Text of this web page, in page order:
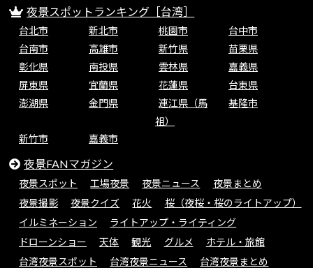
夜景スポットランキング［台湾］
台北市 新北市 桃園市
台中市
台南市
高雄市 新竹県
苗栗県
彰化県
南投県 雲林県
嘉義県
屏東県
宜蘭県 花蓮県
台東県
澎湖県
金門県
連江県（馬
祖）
基隆市
新竹市 嘉義市
夜景FANマガジン
夜景スポット 工場夜景 夜景ニュース
夜景まとめ
夜景撮影
夜景クイズ 花火
桜（夜桜・桜のライトアップ）
イルミネーション
ライトアップ・ライティング
ドローンショー
天体 観光 グルメ
ホテル・旅館
台湾夜景スポット
台湾夜景ニュース 台湾夜景まとめ